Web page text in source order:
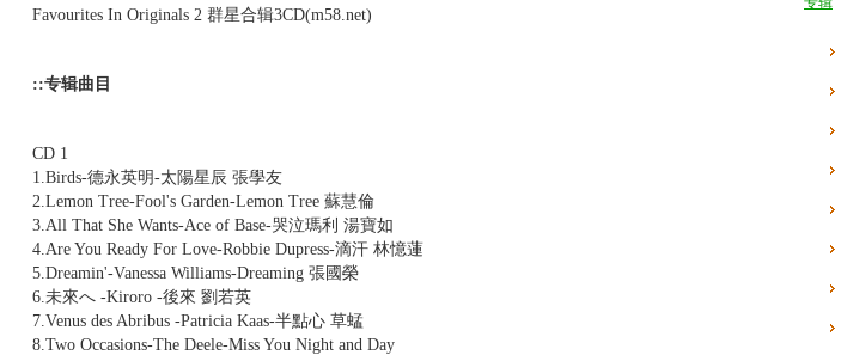
Favourites In Originals 2 群星合辑3CD(m58.net)
::专辑曲目
CD 1
1.Birds-德永英明-太陽星辰 張學友
2.Lemon Tree-Fool's Garden-Lemon Tree 蘇慧倫
3.All That She Wants-Ace of Base-哭泣瑪利 湯寶如
4.Are You Ready For Love-Robbie Dupress-滴汗 林憶蓮
5.Dreamin'-Vanessa Williams-Dreaming 張國榮
6.未來へ -Kiroro -後來 劉若英
7.Venus des Abribus -Patricia Kaas-半點心 草蜢
8.Two Occasions-The Deele-Miss You Night and Day